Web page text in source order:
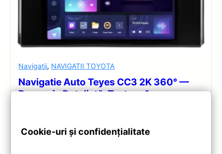
Navigatii, NAVIGATII TOYOTA
Navigatie Auto Teyes CC3 2K 360° —
Recenzie Detaliată, Testare &
J300: display QLED 2K, procesor Octa-core 2.0GHz,
Cookie-uri și confidențialitate